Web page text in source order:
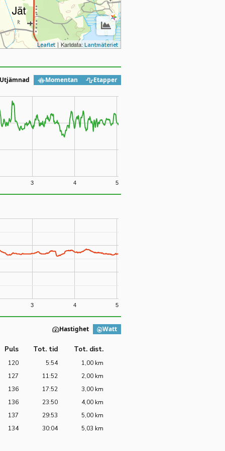
Leaflet | Kartdata:Lantmäteriet
Utjämnad Momentan Etapper
3 4 5
3 4 5
Hastighet Watt
Puls Tot. tid Tot. dist.
120 5:54
1,00 km
127 11:52
2,00 km
136 17:52
3,00 km
136 23:50
4,00 km
137 29:53
5,00 km
134 30:04 5,03 km